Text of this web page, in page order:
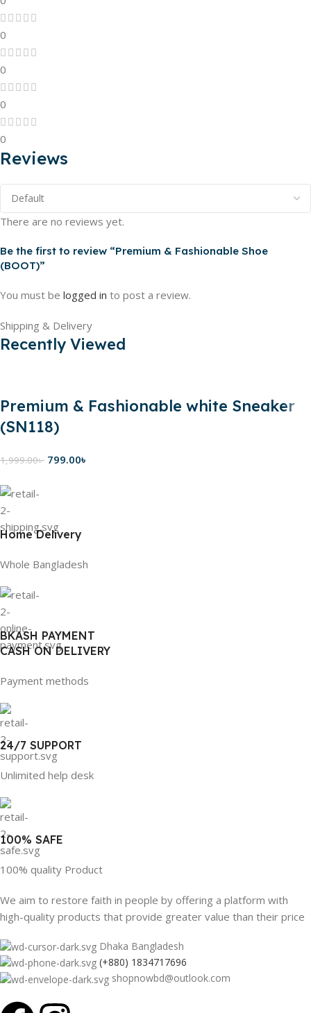
0
0
0
0
Reviews
There are no reviews yet.
Be the first to review “Premium & Fashionable Shoe
(BOOT)”
You must be logged in to post a review.
Shipping & Delivery
Recently Viewed
Premium & Fashionable white Sneaker
(SN118)
1,999.00৳ 799.00৳
Home Delivery
Whole Bangladesh
BKASH PAYMENT
CASH ON DELIVERY
Payment methods
24/7 SUPPORT
Unlimited help desk
100% SAFE
100% quality Product
We aim to restore faith in people by offering a platform with
high-quality products that provide greater value than their price
Dhaka Bangladesh
(+880) 1834717696
shopnowbd@outlook.com